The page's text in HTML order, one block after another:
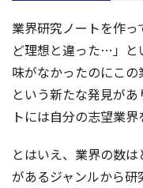
業界研究ノートを作
ど理想と違った…」と
味がなかったのにこの
という新たな発見が
トには自分の志望業界
とはいえ、業界の数
があるジャンルから